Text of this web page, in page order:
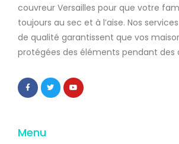
couvreur Versailles pour que votre
toujours au sec et à l’aise. Nos
de qualité garantissent que vos
protégées des éléments pendant des
Menu